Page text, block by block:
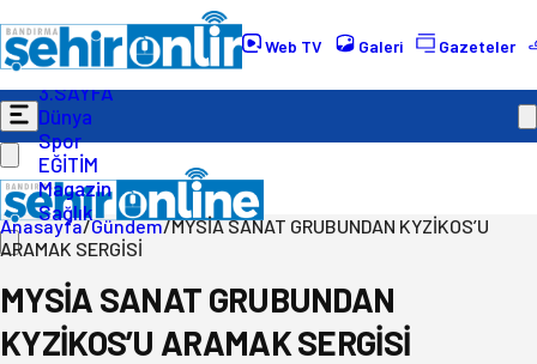
Web TV Galeri Gazeteler
Gündem
Ekonomi
Politika
3.SAYFA
Dünya
Spor
EĞİTİM
Magazin
Sağlık
Anasayfa/Gündem/MYSİA SANAT GRUBUNDAN KYZİKOS’U
ARAMAK SERGİSİ
MYSİA SANAT GRUBUNDAN
KYZİKOS’U ARAMAK SERGİSİ